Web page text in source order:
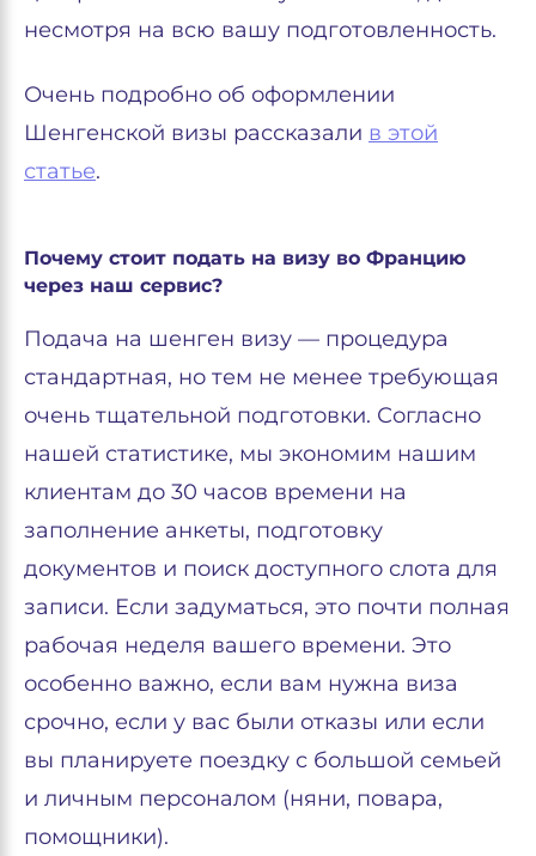
несмотря на всю вашу подготовленность.
Очень подробно об оформлении
Шенгенской визы рассказали в этой
статье.
Почему стоит подать на визу во Францию
через наш сервис?
Подача на шенген визу — процедура
стандартная, но тем не менее требующая
очень тщательной подготовки. Согласно
нашей статистике, мы экономим нашим
клиентам до 30 часов времени на
заполнение анкеты, подготовку
документов и поиск доступного слота для
записи. Если задуматься, это почти полная
рабочая неделя вашего времени. Это
особенно важно, если вам нужна виза
срочно, если у вас были отказы или если
вы планируете поездку с большой семьей
и личным персоналом (няни, повара,
помощники).